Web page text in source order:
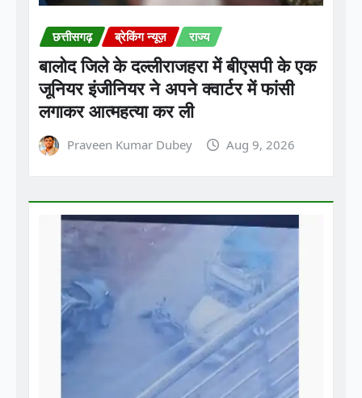
बालोद जिले के दल्लीराजहरा में बीएसपी के एक
जूनियर इंजीनियर ने अपने क्वार्टर में फांसी
लगाकर आत्महत्या कर ली
Praveen Kumar Dubey Aug 9, 2026